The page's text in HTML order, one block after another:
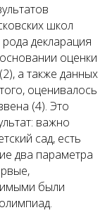
школ
декларация
оценки
а также данных
оценивалось
(4). Это
важно
сад, есть
два параметра
были